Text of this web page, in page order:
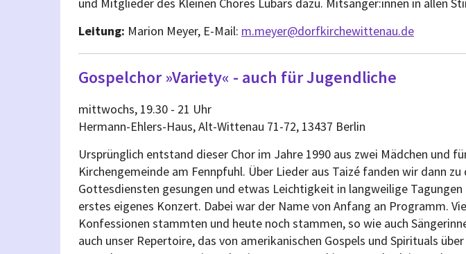
und Mitglieder des Kleinen Chores Lübars dazu. Mitsänger:innen in allen
Leitung: Marion Meyer, E-Mail: m.meyer@dorfkirchewittenau.de
Gospelchor »Variety« - auch für Jugendliche
mittwochs, 19.30 - 21 Uhr
Hermann-Ehlers-Haus, Alt-Wittenau 71-72, 13437 Berlin
Ursprünglich entstand dieser Chor im Jahre 1990 aus zwei Mädchen
Kirchengemeinde am Fennpfuhl. Über Lieder aus Taizé fanden wir dann
Gottesdiensten gesungen und etwas Leichtigkeit in langweilige
erstes eigenes Konzert. Dabei war der Name von Anfang an Programm.
Konfessionen stammten und heute noch stammen, so wie auch
auch unser Repertoire, das von amerikanischen Gospels und Spirituals